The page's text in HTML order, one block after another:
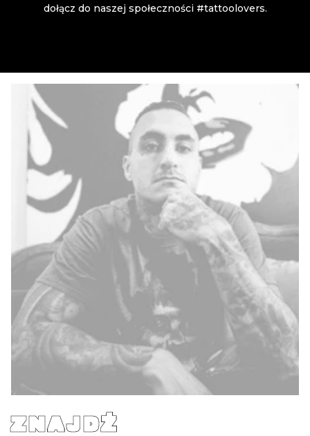
dołącz do naszej społeczności #tattoolovers.
ZNAJDŹ